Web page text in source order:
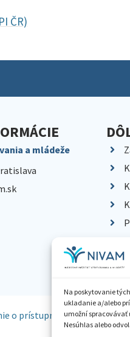
Na poskytovanie
ukladanie a/alebo
umožní spracovávať
Nesúhlas alebo
ČR)
a mládeže
o prístupnosti